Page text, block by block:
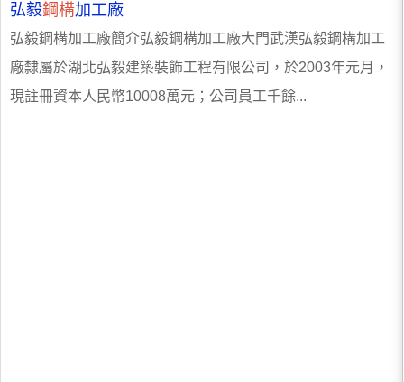
弘毅鋼構加工廠
弘毅鋼構加工廠簡介弘毅鋼構加工廠大門武漢弘毅鋼構加工
廠隸屬於湖北弘毅建築裝飾工程有限公司，於2003年元月，
現註冊資本人民幣10008萬元；公司員工千餘...